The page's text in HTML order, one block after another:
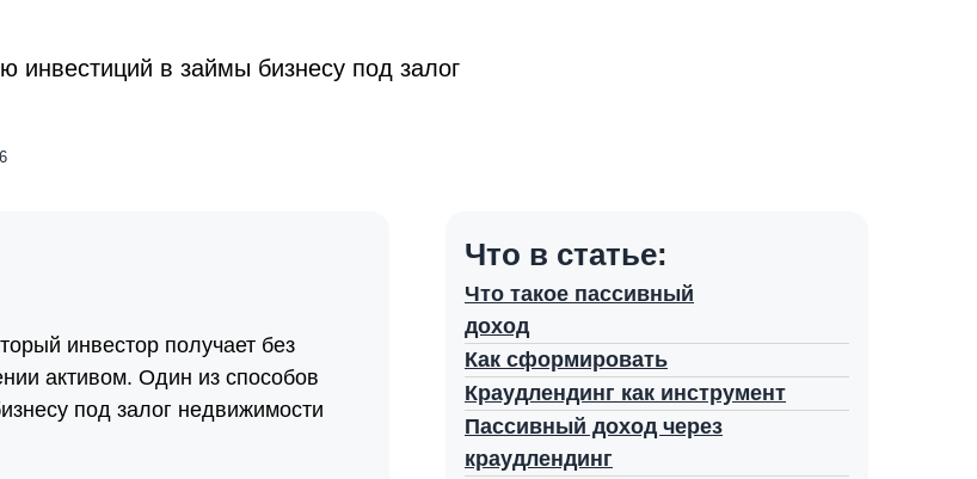
в займы бизнесу под залог
Что в статье:
Что такое пассивный
доход
Как сформировать
Краудлендинг как инструмент
Пассивный доход через
краудлендинг
инвестор получает без
активом. Один из способов
под залог недвижимости